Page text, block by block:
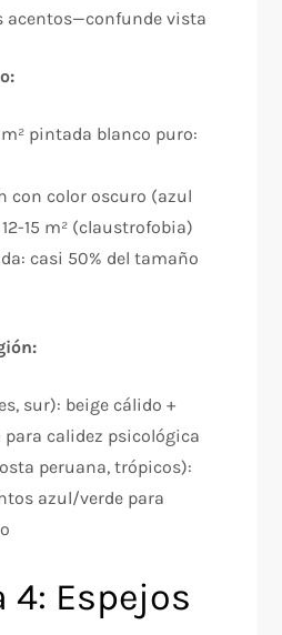
acentos—confunde vista
pintada blanco puro:
con color oscuro (azul
15 m² (claustrofobia)
casi 50% del tamaño
sur): beige cálido +
calidez psicológica
peruana, trópicos):
azul/verde para
4: Espejos